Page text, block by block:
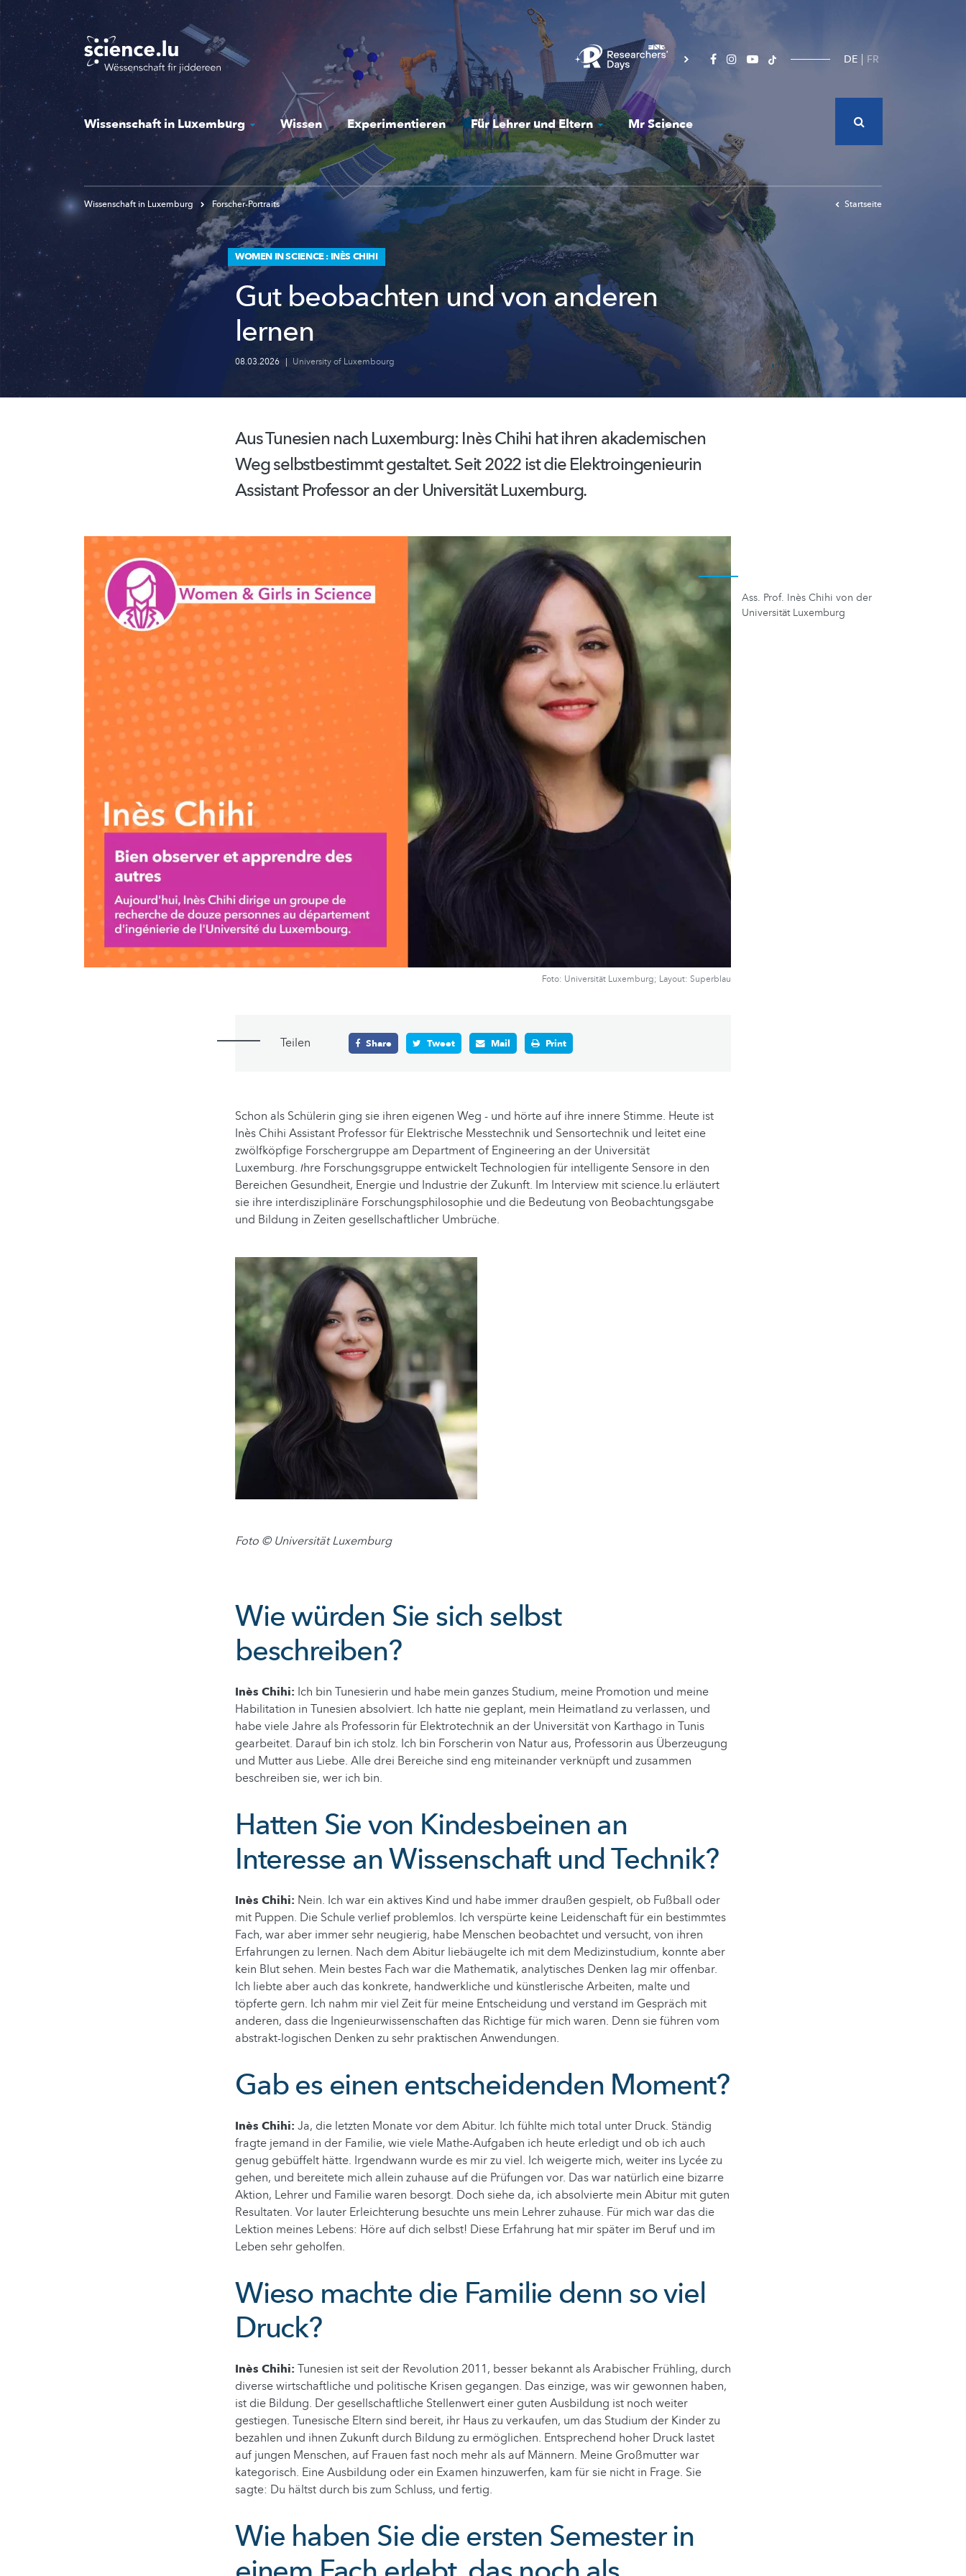
Skip
to
main
content
DE FR
Wissenschaft in Luxemburg Wissen Experimentieren Für Lehrer und Eltern Mr Science
Wissenschaft in Luxemburg Forscher-Portraits Startseite
WOMEN IN SCIENCE : INÈS CHIHI
Gut beobachten und von anderen
lernen
08.03.2026 | University of Luxembourg
Aus Tunesien nach Luxemburg: Inès Chihi hat ihren akademischen
Wegselbstbestimmtgestaltet. Seit 2022 ist dieElektroingenieurin
Assistant Professor an der Universität Luxemburg.
Foto: Universität Luxemburg; Layout: Superblau
Ass. Prof. Inès Chihi von der
Universität Luxemburg
Teilen Share Tweet Mail Print
Schon als Schülerin ging sie ihren eigenen Weg - und hörte auf ihre innere Stimme. Heute ist
Inès Chihi Assistant Professor für Elektrische Messtechnik und Sensortechnik und leitet eine
zwölfköpfige Forschergruppe am Department of Engineering an der Universität
Luxemburg. Ihre Forschungsgruppe entwickelt Technologien für intelligente Sensore in den
Bereichen Gesundheit, Energie und Industrie der Zukunft. Im Interview mit science.lu erläutert
sie ihre interdisziplinäre Forschungsphilosophie und die Bedeutung von Beobachtungsgabe
und Bildung in Zeiten gesellschaftlicher Umbrüche.
Foto © Universität Luxemburg
Wie würden Sie sich selbst
beschreiben?
Inès Chihi: Ich bin Tunesierin und habe mein ganzes Studium, meine Promotion und meine
Habilitation in Tunesien absolviert. Ich hatte nie geplant, mein Heimatland zu verlassen, und
habe viele Jahre als Professorin für Elektrotechnik an der Universität von Karthago in Tunis
gearbeitet. Darauf bin ich stolz. Ich bin Forscherin von Natur aus, Professorin aus Überzeugung
und Mutter aus Liebe. Alle drei Bereiche sind eng miteinander verknüpft und zusammen
beschreiben sie, wer ich bin.
Hatten Sie von Kindesbeinen an
Interesse an Wissenschaft und Technik?
Inès Chihi: Nein. Ich war ein aktives Kind und habe immer draußen gespielt, ob Fußball oder
mit Puppen. Die Schule verlief problemlos. Ich verspürte keine Leidenschaft für ein bestimmtes
Fach, war aber immer sehr neugierig, habe Menschen beobachtet und versucht, von ihren
Erfahrungen zu lernen. Nach dem Abitur liebäugelte ich mit dem Medizinstudium, konnte aber
kein Blut sehen. Mein bestes Fach war die Mathematik, analytisches Denken lag mir offenbar.
Ich liebte aber auch das konkrete, handwerkliche und künstlerische Arbeiten, malte und
töpferte gern. Ich nahm mir viel Zeit für meine Entscheidung und verstand im Gespräch mit
anderen, dass die Ingenieurwissenschaften das Richtige für mich waren. Denn sie führen vom
abstrakt-logischen Denken zu sehr praktischen Anwendungen.
Gab es einen entscheidenden Moment?
Inès Chihi: Ja, die letzten Monate vor dem Abitur. Ich fühlte mich total unter Druck. Ständig
fragte jemand in der Familie, wie viele Mathe-Aufgaben ich heute erledigt und ob ich auch
genug gebüffelt hätte. Irgendwann wurde es mir zu viel. Ich weigerte mich, weiter ins Lycée zu
gehen, und bereitete mich allein zuhause auf die Prüfungen vor. Das war natürlich eine bizarre
Aktion, Lehrer und Familie waren besorgt. Doch siehe da, ich absolvierte mein Abitur mit guten
Resultaten. Vor lauter Erleichterung besuchte uns mein Lehrer zuhause. Für mich war das die
Lektion meines Lebens: Höre auf dich selbst! Diese Erfahrung hat mir später im Beruf und im
Leben sehr geholfen.
Wieso machte die Familie denn so viel
Druck?
Inès Chihi: Tunesien ist seit der Revolution 2011, besser bekannt als Arabischer Frühling, durch
diverse wirtschaftliche und politische Krisen gegangen. Das einzige, was wir gewonnen haben,
ist die Bildung. Der gesellschaftliche Stellenwert einer guten Ausbildung ist noch weiter
gestiegen. Tunesische Eltern sind bereit, ihr Haus zu verkaufen, um das Studium der Kinder zu
bezahlen und ihnen Zukunft durch Bildung zu ermöglichen. Entsprechend hoher Druck lastet
auf jungen Menschen, auf Frauen fast noch mehr als auf Männern. Meine Großmutter war
kategorisch. Eine Ausbildung oder ein Examen hinzuwerfen, kam für sie nicht in Frage. Sie
sagte: Du hältst durch bis zum Schluss, und fertig.
Wie haben Sie die ersten Semester in